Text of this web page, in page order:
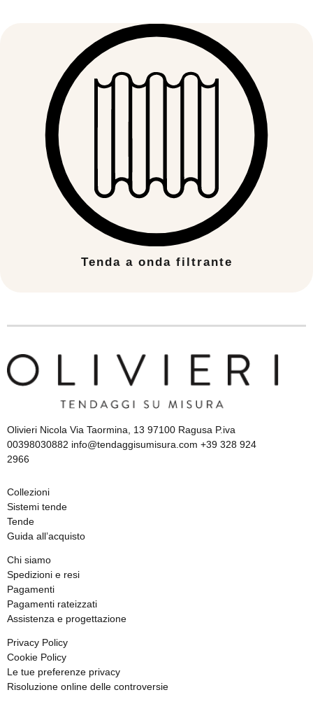
Tenda a onda filtrante
Olivieri Nicola Via Taormina, 13 97100 Ragusa P.iva
00398030882 info@tendaggisumisura.com +39 328 924
2966
Collezioni
Sistemi tende
Tende
Guida all’acquisto
Chi siamo
Spedizioni e resi
Pagamenti
Pagamenti rateizzati
Assistenza e progettazione
Privacy Policy
Cookie Policy
Le tue preferenze privacy
Risoluzione online delle controversie